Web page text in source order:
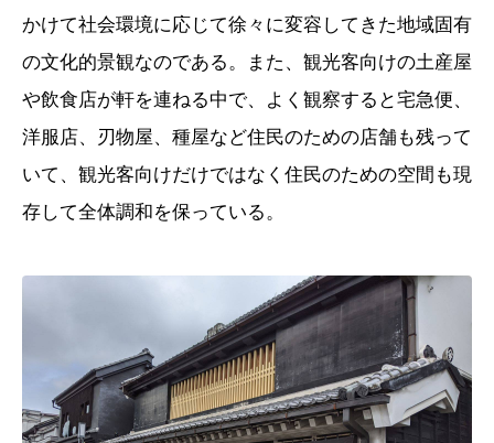
かけて社会環境に応じて徐々に変容してきた地域固有
の文化的景観なのである。また、観光客向けの土産屋
や飲食店が軒を連ねる中で、よく観察すると宅急便、
洋服店、刃物屋、種屋など住民のための店舗も残って
いて、観光客向けだけではなく住民のための空間も現
存して全体調和を保っている。